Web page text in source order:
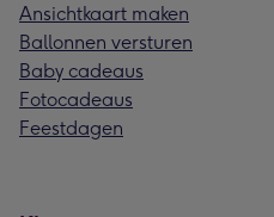
Ansichtkaart maken
Ballonnen versturen
Baby cadeaus
Fotocadeaus
Feestdagen